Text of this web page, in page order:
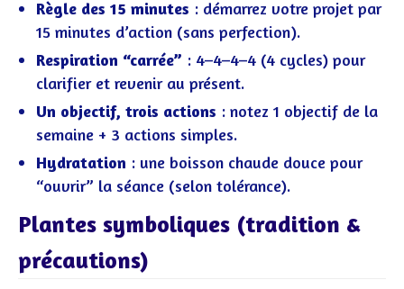
Règle des 15 minutes : démarrez votre projet par
15 minutes d’action (sans perfection).
Respiration “carrée” : 4–4–4–4 (4 cycles) pour
clarifier et revenir au présent.
Un objectif, trois actions : notez 1 objectif de la
semaine + 3 actions simples.
Hydratation : une boisson chaude douce pour
“ouvrir” la séance (selon tolérance).
Plantes symboliques (tradition &
précautions)